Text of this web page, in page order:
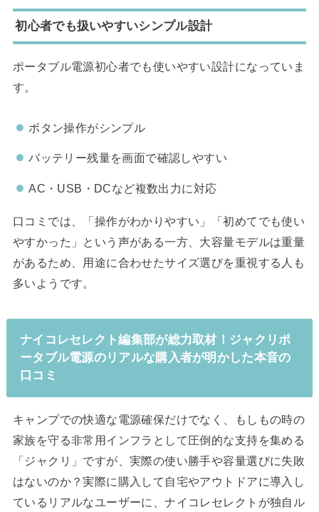
初心者でも扱いやすいシンプル設計
ポータブル電源初心者でも使いやすい設計になっていま
す。
ボタン操作がシンプル
バッテリー残量を画面で確認しやすい
AC・USB・DCなど複数出力に対応
口コミでは、「操作がわかりやすい」「初めてでも使い
やすかった」という声がある一方、大容量モデルは重量
があるため、用途に合わせたサイズ選びを重視する人も
多いようです。
ナイコレセレクト編集部が総力取材！ジャクリポ
ータブル電源のリアルな購入者が明かした本音の
口コミ
キャンプでの快適な電源確保だけでなく、もしもの時の
家族を守る非常用インフラとして圧倒的な支持を集める
「ジャクリ」ですが、実際の使い勝手や容量選びに失敗
はないのか？実際に購入して自宅やアウトドアに導入し
ているリアルなユーザーに、ナイコレセレクトが独自ル